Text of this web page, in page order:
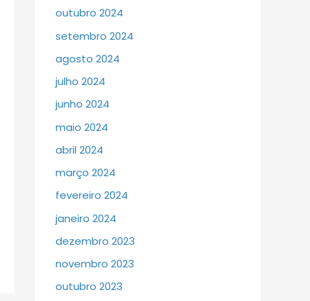
outubro 2024
setembro 2024
agosto 2024
julho 2024
junho 2024
maio 2024
abril 2024
março 2024
fevereiro 2024
janeiro 2024
dezembro 2023
novembro 2023
outubro 2023